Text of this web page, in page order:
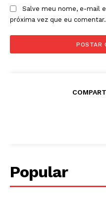
Salve meu nome, e-mail
próxima vez que eu comentar.
Popular